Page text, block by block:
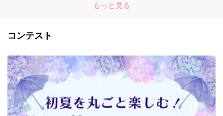
もっと見る
コンテスト